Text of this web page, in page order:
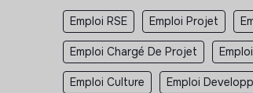
Emploi RSE Emploi Projet
Emploi Chargé De Projet
Emploi Culture Emploi